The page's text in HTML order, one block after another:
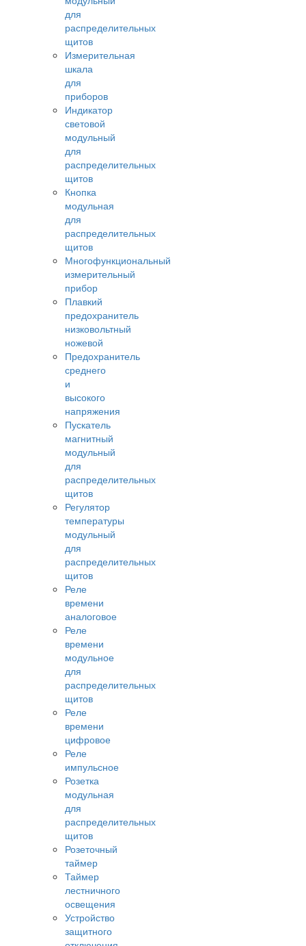
для
распределительных
щитов
Измерительная
шкала
для
приборов
Индикатор
световой
модульный
для
распределительных
щитов
Кнопка
модульная
для
распределительных
щитов
Многофункциональный
измерительный
прибор
Плавкий
предохранитель
низковольтный
ножевой
Предохранитель
среднего
и
высокого
напряжения
Пускатель
магнитный
модульный
для
распределительных
щитов
Регулятор
температуры
модульный
для
распределительных
щитов
Реле
времени
аналоговое
Реле
времени
модульное
для
распределительных
щитов
Реле
времени
цифровое
Реле
импульсное
Розетка
модульная
для
распределительных
щитов
Розеточный
таймер
Таймер
лестничного
освещения
Устройство
защитного